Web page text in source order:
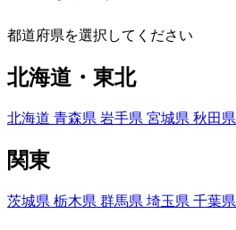
都道府県を選択してください
北海道・東北
北海道 青森県 岩手県 宮城県 秋田県
関東
茨城県 栃木県 群馬県 埼玉県 千葉県